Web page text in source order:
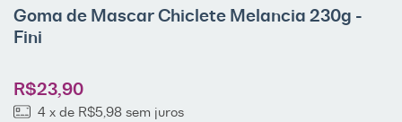
Goma de Mascar Chiclete Melancia 230g -
Fini
R$23,90
4 x de R$5,98 sem juros